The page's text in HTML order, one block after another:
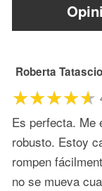
Roberta
Es perfecta. Me
robusto. Estoy
rompen
no se mueva